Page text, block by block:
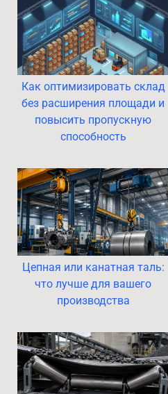
Как оптимизировать склад
без расширения площади и
повысить пропускную
способность
Цепная или канатная таль:
что лучше для вашего
производства